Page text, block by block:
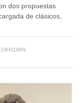
dos propuestas
de clásicos,